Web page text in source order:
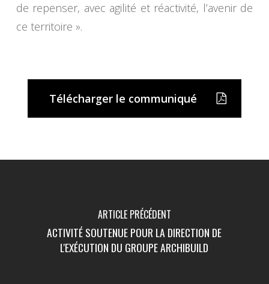
de repenser, avec agilité et réactivité, l’avenir de
ce territoire ».
Télécharger le communiqué
ARTICLE PRÉCÉDENT
ACTIVITÉ SOUTENUE POUR LA DIRECTION DE
L'EXÉCUTION DU GROUPE ARCHIBUILD